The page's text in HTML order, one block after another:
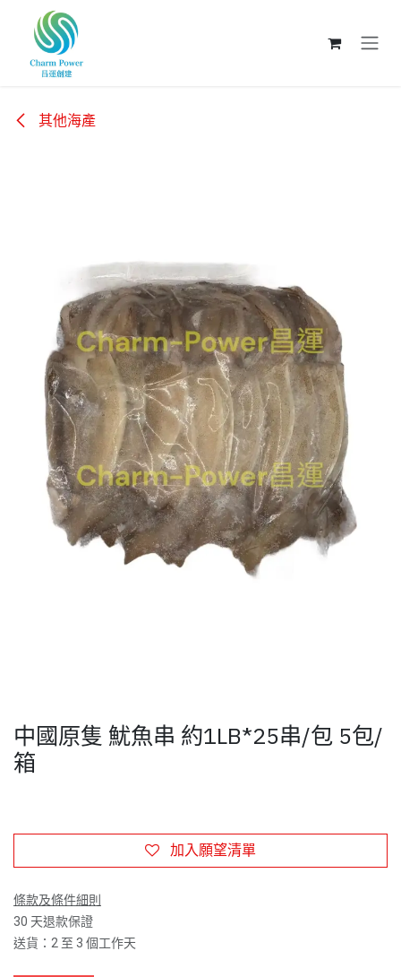
跳至內容
其他海產
中國原隻 魷魚串 約1LB*25串/包 5包/
箱
加入願望清單
條款及條件細則
30 天退款保證
送貨：2 至 3 個工作天